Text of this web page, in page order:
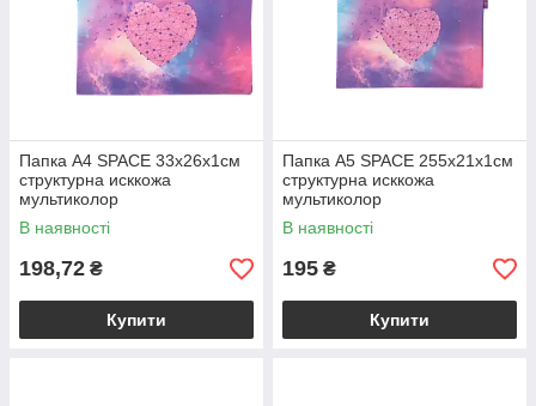
Папка A4 SPACE 33х26х1см
структурна исккожа
мультиколор
В наявності
198,72 ₴
Купити
Папка А5 SPACE 255х21х1см
структурна исккожа
мультиколор
В наявності
195 ₴
Купити